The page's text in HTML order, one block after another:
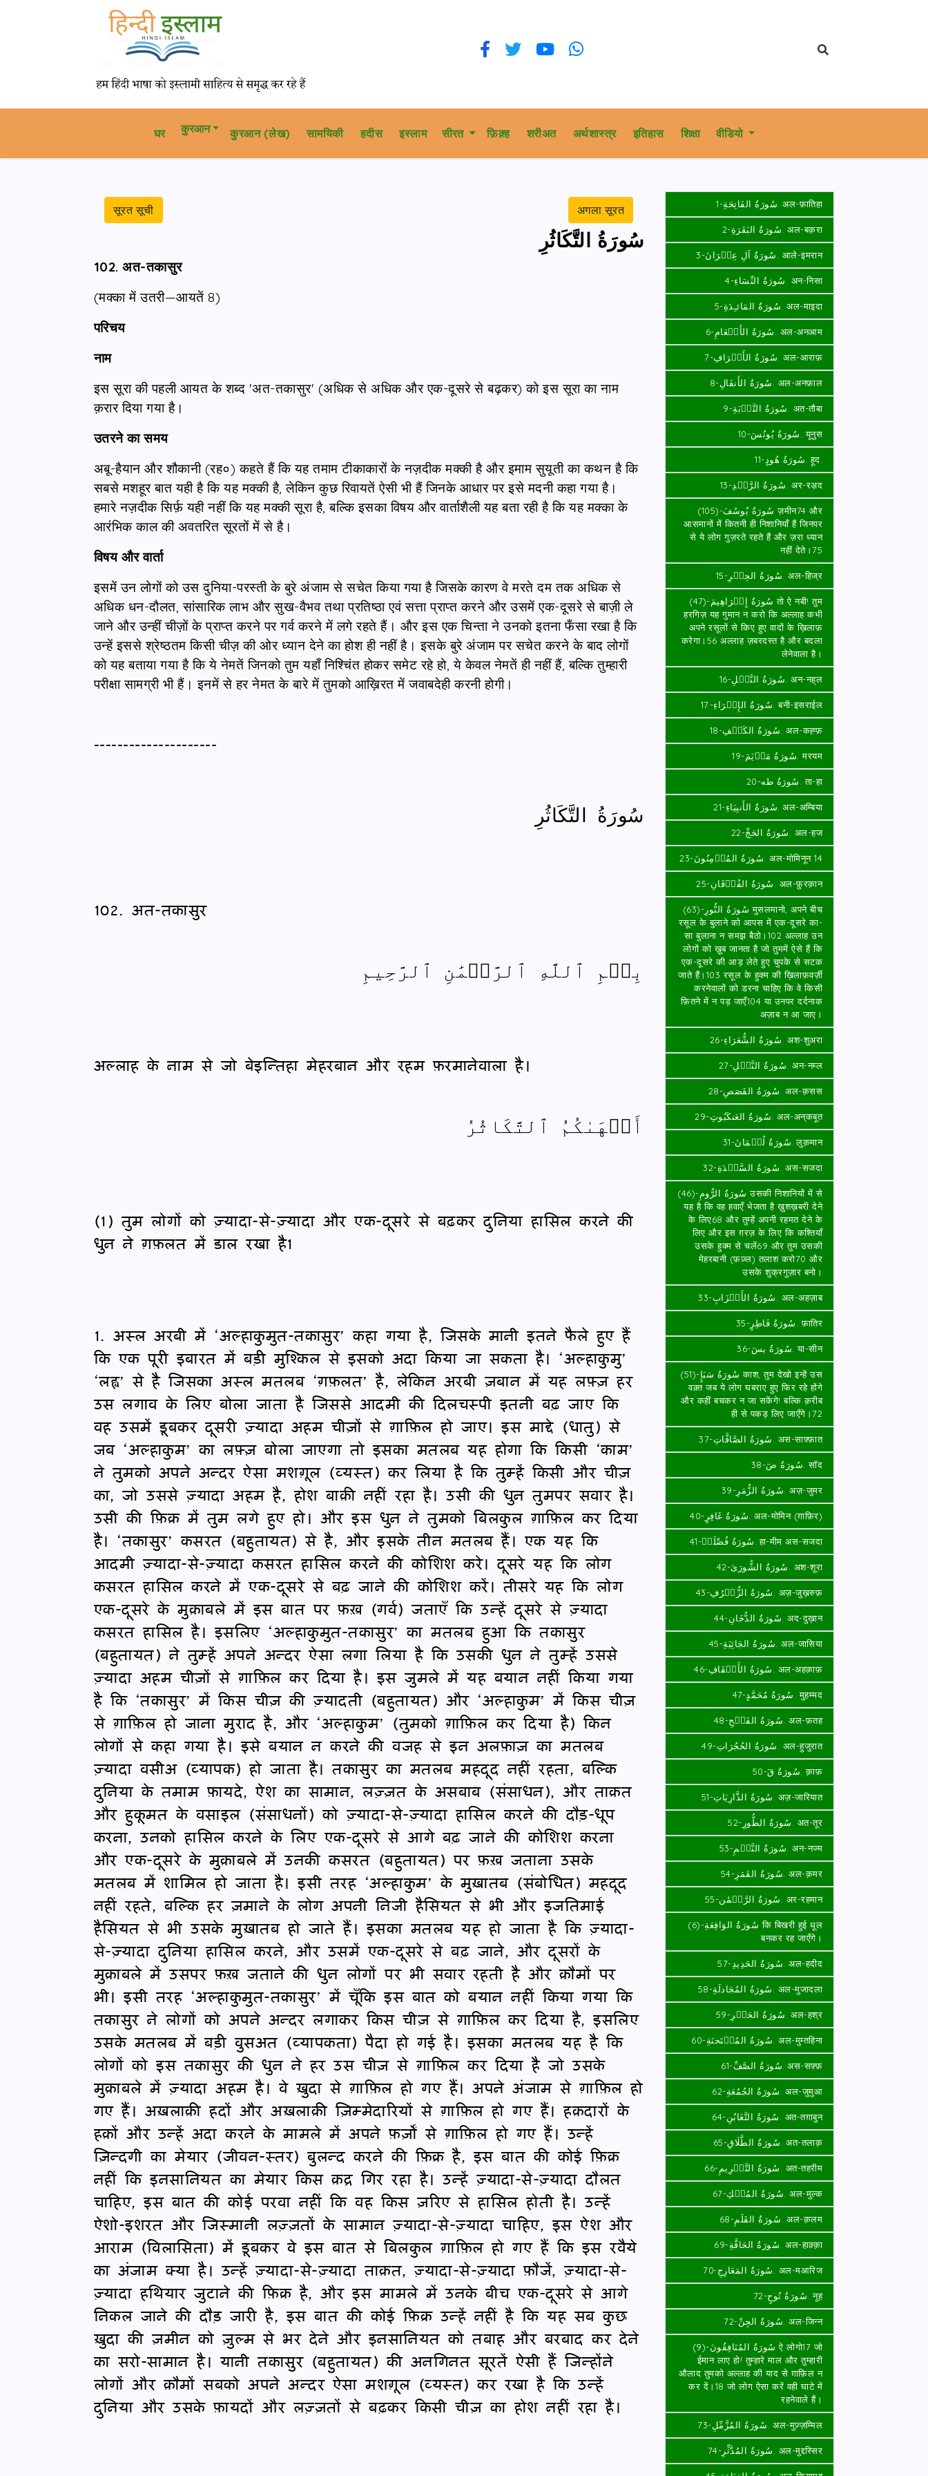
घर कुरआन कु़रआन (लेख) सामयिकी हदीस इस्लाम सीरत फ़िक़्ह शरीअत अर्थशास्त्र इतिहास शिक्षा वीडियो
सूरत सूची अगला सूरत
سُورَةُ التَّكَاثُرِ
102. अत-तकासुर
(मक्का में उतरी—आयतें 8)
परिचय
नाम
इस सूरा की पहली आयत के शब्द 'अत-तकासुर' (अधिक से अधिक और एक-दूसरे से बढ़कर) को इस सूरा का नाम
क़रार दिया गया है।
उतरने का समय
अबू-हैयान और शौकानी (रह०) कहते हैं कि यह तमाम टीकाकारों के नज़दीक मक्की है और इमाम सुयूती का कथन है कि
सबसे मशहूर बात यही है कि यह मक्की है, लेकिन कुछ रिवायतें ऐसी भी हैं जिनके आधार पर इसे मदनी कहा गया है।
हमारे नज़दीक सिर्फ़ यही नहीं कि यह मक्की सूरा है, बल्कि इसका विषय और वार्ताशैली यह बता रही है कि यह मक्का के
आरंभिक काल की अवतरित सूरतों में से है।
विषय और वार्ता
इसमें उन लोगों को उस दुनिया-परस्ती के बुरे अंजाम से सचेत किया गया है जिसके कारण वे मरते दम तक अधिक से
अधिक धन-दौलत, सांसारिक लाभ और सुख-वैभव तथा प्रतिष्ठा एवं सत्ता प्राप्त करने और उसमें एक-दूसरे से बाज़ी ले
जाने और उन्हीं चीज़ों के प्राप्त करने पर गर्व करने में लगे रहते हैं। और इस एक चिन्ता ने उनको इतना फँसा रखा है कि
उन्हें इससे श्रेष्ठतम किसी चीज़ की ओर ध्यान देने का होश ही नहीं है। इसके बुरे अंजाम पर सचेत करने के बाद लोगों
को यह बताया गया है कि ये नेमतें जिनको तुम यहाँ निश्चिंत होकर समेट रहे हो, ये केवल नेमतें ही नहीं हैं, बल्कि तुम्हारी
परीक्षा सामग्री भी हैं। इनमें से हर नेमत के बारे में तुमको आख़िरत में जवाबदेही करनी होगी।
---------------------
سُورَةُ التَّكَاثُرِ
102. अत-तकासुर
بِسۡمِ ٱللَّهِ ٱلرَّحۡمَٰنِ ٱلرَّحِيمِ
अल्लाह के नाम से जो बेइन्तिहा मेहरबान और रहम फ़रमानेवाला है।
أَلۡهَىٰكُمُ ٱلتَّكَاثُرُ
(1) तुम लोगों को ज़्यादा-से-ज़्यादा और एक-दूसरे से बढ़कर दुनिया हासिल करने की
धुन ने ग़फ़लत में डाल रखा है1
1. अस्ल अरबी में ‘अल्हाकुमुत-तकासुर’ कहा गया है, जिसके मानी इतने फैले हुए हैं
कि एक पूरी इबारत में बड़ी मुश्किल से इसको अदा किया जा सकता है। ‘अल्हाकुमु’
‘लह्व’ से है जिसका अस्ल मतलब ‘ग़फ़लत’ है, लेकिन अरबी ज़बान में यह लफ़्ज़ हर
उस लगाव के लिए बोला जाता है जिससे आदमी की दिलचस्पी इतनी बढ़ जाए कि
वह उसमें डूबकर दूसरी ज़्यादा अहम चीज़ों से ग़ाफ़िल हो जाए। इस माद्दे (धातु) से
जब ‘अल्हाकुम’ का लफ़्ज़ बोला जाएगा तो इसका मतलब यह होगा कि किसी ‘काम’
ने तुमको अपने अन्दर ऐसा मशग़ूल (व्यस्त) कर लिया है कि तुम्हें किसी और चीज़
का, जो उससे ज़्यादा अहम है, होश बाक़ी नहीं रहा है। उसी की धुन तुमपर सवार है।
उसी की फ़िक्र में तुम लगे हुए हो। और इस धुन ने तुमको बिलकुल ग़ाफ़िल कर दिया
है। ‘तकासुर’ कसरत (बहुतायत) से है, और इसके तीन मतलब हैं। एक यह कि
आदमी ज़्यादा-से-ज़्यादा कसरत हासिल करने की कोशिश करे। दूसरे यह कि लोग
कसरत हासिल करने में एक-दूसरे से बढ़ जाने की कोशिश करें। तीसरे यह कि लोग
एक-दूसरे के मुक़ाबले में इस बात पर फ़ख़्र (गर्व) जताएँ कि उन्हें दूसरे से ज़्यादा
कसरत हासिल है। इसलिए ‘अल्हाकुमुत-तकासुर’ का मतलब हुआ कि तकासुर
(बहुतायत) ने तुम्हें अपने अन्दर ऐसा लगा लिया है कि उसकी धुन ने तुम्हें उससे
ज़्यादा अहम चीज़ों से ग़ाफ़िल कर दिया है। इस जुमले में यह बयान नहीं किया गया
है कि ‘तकासुर’ में किस चीज़ की ज़्यादती (बहुतायत) और ‘अल्हाकुम’ में किस चीज़
से ग़ाफ़िल हो जाना मुराद है, और ‘अल्हाकुम’ (तुमको ग़ाफ़िल कर दिया है) किन
लोगों से कहा गया है। इसे बयान न करने की वजह से इन अलफ़ाज़ का मतलब
ज़्यादा वसीअ (व्यापक) हो जाता है। तकासुर का मतलब महदूद नहीं रहता, बल्कि
दुनिया के तमाम फ़ायदे, ऐश का सामान, लज़्ज़त के असबाब (संसाधन), और ताक़त
और हुकूमत के वसाइल (संसाधनों) को ज़्यादा-से-ज़्यादा हासिल करने की दौड़-धूप
करना, उनको हासिल करने के लिए एक-दूसरे से आगे बढ़ जाने की कोशिश करना
और एक-दूसरे के मुक़ाबले में उनकी कसरत (बहुतायत) पर फ़ख़्र जताना उसके
मतलब में शामिल हो जाता है। इसी तरह ‘अल्हाकुम’ के मुख़ातब (संबोधित) महदूद
नहीं रहते, बल्कि हर ज़माने के लोग अपनी निजी हैसियत से भी और इजतिमाई
हैसियत से भी उसके मुख़ातब हो जाते हैं। इसका मतलब यह हो जाता है कि ज़्यादा-
से-ज़्यादा दुनिया हासिल करने, और उसमें एक-दूसरे से बढ़ जाने, और दूसरों के
मुक़ाबले में उसपर फ़ख़्र जताने की धुन लोगों पर भी सवार रहती है और क़ौमों पर
भी। इसी तरह ‘अल्हाकुमुत-तकासुर’ में चूँकि इस बात को बयान नहीं किया गया कि
तकासुर ने लोगों को अपने अन्दर लगाकर किस चीज़ से ग़ाफ़िल कर दिया है, इसलिए
उसके मतलब में बड़ी वुसअत (व्यापकता) पैदा हो गई है। इसका मतलब यह है कि
लोगों को इस तकासुर की धुन ने हर उस चीज़ से ग़ाफ़िल कर दिया है जो उसके
मुक़ाबले में ज़्यादा अहम है। वे ख़ुदा से ग़ाफ़िल हो गए हैं। अपने अंजाम से ग़ाफ़िल हो
गए हैं। अख़लाक़ी हदों और अख़लाक़ी ज़िम्मेदारियों से ग़ाफ़िल हो गए हैं। हक़दारों के
हक़ों और उन्हें अदा करने के मामले में अपने फ़र्ज़ों से ग़ाफ़िल हो गए हैं। उन्हें
ज़िन्दगी का मेयार (जीवन-स्तर) बुलन्द करने की फ़िक्र है, इस बात की कोई फ़िक्र
नहीं कि इनसानियत का मेयार किस क़द्र गिर रहा है। उन्हें ज़्यादा-से-ज़्यादा दौलत
चाहिए, इस बात की कोई परवा नहीं कि वह किस ज़रिए से हासिल होती है। उन्हें
ऐशो-इशरत और जिस्मानी लज़्ज़तों के सामान ज़्यादा-से-ज़्यादा चाहिए, इस ऐश और
आराम (विलासिता) में डूबकर वे इस बात से बिलकुल ग़ाफ़िल हो गए हैं कि इस रवैये
का अंजाम क्या है। उन्हें ज़्यादा-से-ज़्यादा ताक़त, ज़्यादा-से-ज़्यादा फ़ौजें, ज़्यादा-से-
ज़्यादा हथियार जुटाने की फ़िक्र है, और इस मामले में उनके बीच एक-दूसरे से आगे
निकल जाने की दौड़ जारी है, इस बात की कोई फ़िक्र उन्हें नहीं है कि यह सब कुछ
ख़ुदा की ज़मीन को ज़ुल्म से भर देने और इनसानियत को तबाह और बरबाद कर देने
का सरो-सामान है। यानी तकासुर (बहुतायत) की अनगिनत सूरतें ऐसी हैं जिन्होंने
लोगों और क़ौमों सबको अपने अन्दर ऐसा मशग़ूल (व्यस्त) कर रखा है कि उन्हें
दुनिया और उसके फ़ायदों और लज़्ज़तों से बढ़कर किसी चीज़ का होश नहीं रहा है।
سُورَةُ الفَاتِحَةِ-1. अल-फ़ातिहा
سُورَةُ البَقَرَةِ-2. अल-बक़रा
سُورَةُ آلِ عِمۡرَانَ-3. आले-इमरान
سُورَةُ النِّسَاءِ-4. अन-निसा
سُورَةُ المَائـِدَةِ-5. अल-माइदा
سُورَةُ الأَنۡعَامِ-6. अल-अनआम
سُورَةُ الأَعۡرَافِ-7. अल-आराफ़
سُورَةُ الأَنفَالِ-8. अल-अनफ़ाल
سُورَةُ التَّوۡبَةِ-9. अत-तौबा
سُورَةُ يُونُسَ-10. यूनुस
سُورَةُ هُودٍ-11. हूद.
سُورَةُ الرَّعۡدِ-13. अर-रअ़द
سُورَةُ يُوسُفَ-(105) ज़मीन74 और
आसमानों में कितनी ही निशानियाँ हैं जिनपर
से ये लोग गुज़रते रहते हैं और ज़रा ध्यान
नहीं देते।75
سُورَةُ الحِجۡرِ-15. अल-हिज्र
سُورَةُ إِبۡرَاهِيمَ-(47) तो ऐ नबी! तुम
हरगिज़ यह गुमान न करो कि अल्लाह कभी
अपने रसूलों से किए हुए वादों के ख़िलाफ़
करेगा।56 अल्लाह ज़बरदस्त है और बदला
लेनेवाला है।
سُورَةُ النَّحۡلِ-16. अन-नह्‌ल
سُورَةُ الإِسۡرَاءِ-17. बनी-इसराईल
سُورَةُ الكَهۡفِ-18. अल-कह्फ़
سُورَةُ مَرۡيَمَ-19. मरयम
سُورَةُ طه-20. ता-हा
سُورَةُ الأَنبِيَاءِ-21. अल-अम्बिया
سُورَةُ الحَجِّ-22. अल-हज
سُورَةُ المُؤۡمِنُونَ-23. अल-मोमिनून 14
سُورَةُ الفُرۡقَانِ-25. अल-फ़ुरक़ान
سُورَةُ النُّورِ-(63) मुसलमानो, अपने बीच
रसूल के बुलाने को आपस में एक-दूसरे का-
सा बुलाना न समझ बैठो।102 अल्लाह उन
लोगों को ख़ूब जानता है जो तुममें ऐसे हैं कि
एक-दूसरे की आड़ लेते हुए चुपके से सटक
जाते हैं।103 रसूल के हुक्म की ख़िलाफ़वर्ज़ी
करनेवालों को डरना चाहिए कि वे किसी
फ़ितने में न पड़ जाएँ104 या उनपर दर्दनाक
अज़ाब न आ जाए।
سُورَةُ الشُّعَرَاءِ-26. अश-शुअरा
سُورَةُ النَّمۡلِ-27. अन-नम्ल
سُورَةُ القَصَصِ-28. अल-क़सस
سُورَةُ العَنكَبُوتِ-29. अल-अन्‌कबूत
سُورَةُ لُقۡمَانَ-31. लुक़मान
سُورَةُ السَّجۡدَةِ-32. अस-सजदा
سُورَةُ الرُّومِ-(46) उसकी निशानियों में से
यह है कि वह हवाएँ भेजता है ख़ुशख़बरी देने
के लिए68 और तुम्हें अपनी रहमत देने के
लिए और इस ग़रज़ के लिए कि कश्तियाँ
उसके हुक्म से चलें69 और तुम उसकी
मेहरबानी (फ़ज़्ल) तलाश करो70 और
उसके शुक्रगुज़ार बनो।
سُورَةُ الأَحۡزَابِ-33. अल-अहज़ाब
سُورَةُ فَاطِرٍ-35. फ़ातिर
سُورَةُ يسٓ-36. या-सीन
سُورَةُ سَبَإٍ-(51) काश, तुम देखो इन्हें उस
वक़्त जब ये लोग घबराए हुए फिर रहे होंगे
और कहीं बचकर न जा सकेंगे! बल्कि क़रीब
ही से पकड़ लिए जाएँगे।72
سُورَةُ الصَّافَّاتِ-37. अस-साफ़्फ़ात
سُورَةُ صٓ-38. सॉद
سُورَةُ الزُّمَرِ-39. अज़-जुमर
سُورَةُ غَافِرٍ-40. अल-मोमिन (ग़ाफ़िर)
سُورَةُ فُصِّلَتۡ-41. हा-मीम अस-सजदा
سُورَةُ الشُّورَىٰ-42. अश-शूरा
سُورَةُ الزُّخۡرُفِ-43. अज़-जुख़रुफ़
سُورَةُ الدُّخَانِ-44. अद-दुख़ान
سُورَةُ الجَاثِيَةِ-45. अल-जासिया
سُورَةُ الأَحۡقَافِ-46. अल-अहक़ाफ़
سُورَةُ مُحَمَّدٍ-47. मुहम्मद
سُورَةُ الفَتۡحِ-48. अल-फ़तह
سُورَةُ الحُجُرَاتِ-49. अल-हुजुरात
سُورَةُ قٓ-50. क़ाफ़
سُورَةُ الذَّارِيَاتِ-51. अज़-जारियात
سُورَةُ الطُّورِ-52. अत-तूर
سُورَةُ النَّجۡمِ-53. अन-नज्म
سُورَةُ القَمَرِ-54. अल-क़मर
سُورَةُ الرَّحۡمَٰن-55. अर-रहमान
سُورَةُ الوَاقِعَةِ-(6) कि बिखरी हुई धूल
बनकर रह जाएँगे।
سُورَةُ الحَدِيدِ-57. अल-हदीद
سُورَةُ المُجَادلَةِ-58. अल-मुजादला
سُورَةُ الحَشۡرِ-59. अल-हश्र
سُورَةُ المُمۡتَحنَةِ-60. अल-मुम्तहिना
سُورَةُ الصَّفِّ-61. अस-सफ़्फ़
سُورَةُ الجُمُعَةِ-62. अल-जुमुआ
سُورَةُ التَّغَابُنِ-64. अत-तग़ाबुन
سُورَةُ الطَّلَاقِ-65. अत-तलाक़
سُورَةُ التَّحۡرِيمِ-66. अत-तहरीम
سُورَةُ المُلۡكِ-67. अल-मुल्क
سُورَةُ القَلَمِ-68. अल-क़लम
سُورَةُ الحَاقَّةِ-69. अल-हाक़्क़ा
سُورَةُ المَعَارِجِ-70. अल-मआरिज
سُورَةُ نُوحٍ-72. नूह
سُورَةُ الجِنِّ-72. अल-जिन्न
سُورَةُ المُنَافِقُونَ-(9) ऐ लोगो17 जो
ईमान लाए हो! तुम्हारे माल और तुम्हारी
औलाद तुमको अल्लाह की याद से ग़ाफ़िल न
कर दें।18 जो लोग ऐसा करें वही घाटे में
रहनेवाले हैं।
سُورَةُ المُزَّمِّلِ-73. अल-मुज़्ज़म्मिल
سُورَةُ المُدَّثِّرِ-74. अल-मुद्दस्सिर